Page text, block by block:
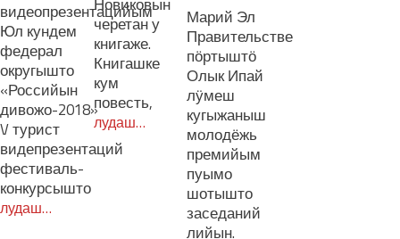
видеопрезентацийым
Юл кундем
федерал
округышто
«Российын
дивожо-2018»
V турист
видепрезентаций
фестиваль-
конкурсышто
лудаш…
черетан у
книгаже.
Книгашке
кум
повесть,
лудаш…
Марий Эл
Правительстве
пӧртыштӧ
Олык Ипай
лӱмеш
кугыжаныш
молодёжь
премийым
пуымо
шотышто
заседаний
лийын.